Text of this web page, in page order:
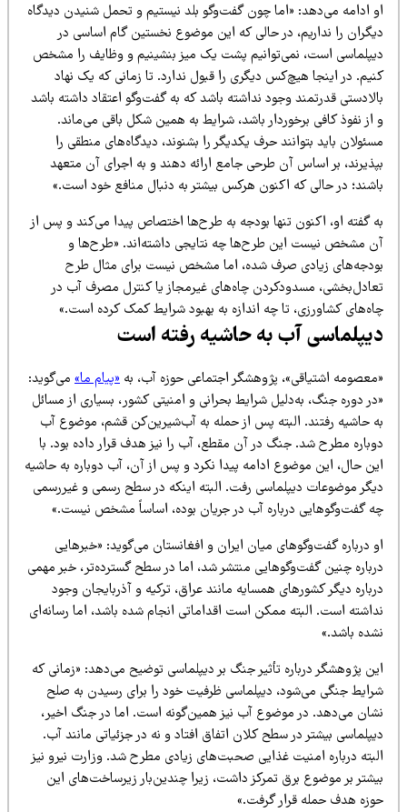
ادامه می‌دهد: «اما چون گفت‌وگو بلد نیستیم و تحمل شنیدن دیدگاه
را نداریم، در حالی که این موضوع نخستین گام اساسی در
است، نمی‌توانیم پشت یک میز بنشینیم و وظایف را مشخص
در اینجا هیچ‌کس دیگری را قبول ندارد. تا زمانی که یک نهاد
قدرتمند وجود نداشته باشد که به گفت‌وگو اعتقاد داشته باشد
از نفوذ کافی برخوردار باشد، شرایط به همین شکل باقی می‌ماند.
باید بتوانند حرف یکدیگر را بشنوند، دیدگاه‌های منطقی را
بر اساس آن طرحی جامع ارائه دهند و به اجرای آن متعهد
در حالی که اکنون هرکس بیشتر به دنبال منافع خود است.»
گفته او، اکنون تنها بودجه به طرح‌ها اختصاص پیدا می‌کند و پس از
مشخص نیست این طرح‌ها چه نتایجی داشته‌اند. «طرح‌ها و
زیادی صرف شده، اما مشخص نیست برای مثال طرح
مسدودکردن چاه‌های غیرمجاز یا کنترل مصرف آب در
کشاورزی، تا چه اندازه به بهبود شرایط کمک کرده است.»
آب به حاشیه رفته است
اشتیاقی»، پژوهشگر اجتماعی حوزه آب، به«پیام ما»می‌گوید:
دوره جنگ، به‌دلیل شرایط بحرانی و امنیتی کشور، بسیاری از مسائل
حاشیه رفتند. البته پس از حمله به آب‌شیرین‌کن قشم، موضوع آب
مطرح شد. جنگ در آن مقطع، آب را نیز هدف قرار داده بود. با
حال، این موضوع ادامه پیدا نکرد و پس از آن، آب دوباره به حاشیه
موضوعات دیپلماسی رفت. البته اینکه در سطح رسمی و غیررسمی
گفت‌وگوهایی درباره آب در جریان بوده، اساساً مشخص نیست.»
درباره گفت‌وگوهای میان ایران و افغانستان می‌گوید: «خبرهایی
چنین گفت‌وگوهایی منتشر شد، اما در سطح گسترده‌تر، خبر مهمی
دیگر کشورهای همسایه مانند عراق، ترکیه و آذربایجان وجود
است. البته ممکن است اقداماتی انجام شده باشد، اما رسانه‌ای
باشد.»
پژوهشگر درباره تأثیر جنگ بر دیپلماسی توضیح می‌دهد: «زمانی که
جنگی می‌شود، دیپلماسی ظرفیت خود را برای رسیدن به صلح
می‌دهد. در موضوع آب نیز همین‌گونه است. اما در جنگ اخیر،
بیشتر در سطح کلان اتفاق افتاد و نه در جزئیاتی مانند آب.
درباره امنیت غذایی صحبت‌های زیادی مطرح شد. وزارت نیرو نیز
بر موضوع برق تمرکز داشت، زیرا چندین‌بار زیرساخت‌های این
هدف حمله قرار گرفت.»